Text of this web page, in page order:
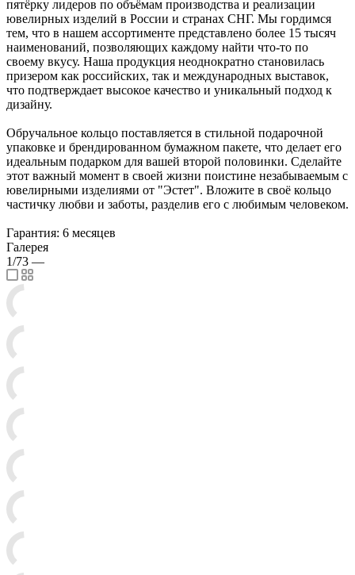
пятёрку лидеров по объёмам производства и реализации
ювелирных изделий в России и странах СНГ. Мы гордимся
тем, что в нашем ассортименте представлено более 15 тысяч
наименований, позволяющих каждому найти что-то по
своему вкусу. Наша продукция неоднократно становилась
призером как российских, так и международных выставок,
что подтверждает высокое качество и уникальный подход к
дизайну.
Обручальное кольцо поставляется в стильной подарочной
упаковке и брендированном бумажном пакете, что делает его
идеальным подарком для вашей второй половинки. Сделайте
этот важный момент в своей жизни поистине незабываемым с
ювелирными изделиями от "Эстет". Вложите в своё кольцо
частичку любви и заботы, разделив его с любимым человеком.
Гарантия: 6 месяцев
Галерея
1/73 —